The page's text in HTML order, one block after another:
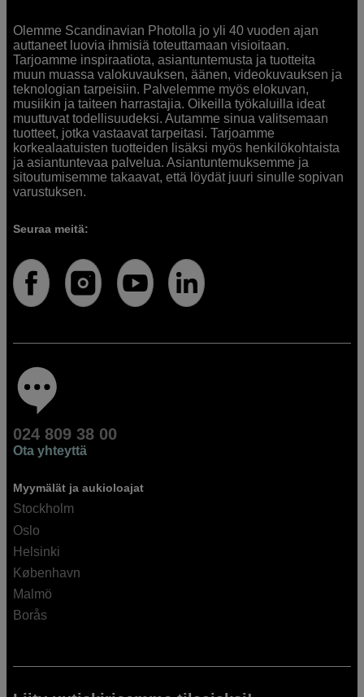
Olemme Scandinavian Photolla jo yli 40 vuoden ajan
auttaneet luovia ihmisiä toteuttamaan visioitaan.
Tarjoamme inspiraatiota, asiantuntemusta ja tuotteita
muun muassa valokuvauksen, äänen, videokuvauksen ja
teknologian tarpeisiin. Palvelemme myös elokuvan,
musiikin ja taiteen harrastajia. Oikeilla työkaluilla ideat
muuttuvat todellisuudeksi. Autamme sinua valitsemaan
tuotteet, jotka vastaavat tarpeitasi. Tarjoamme
korkealaatuisten tuotteiden lisäksi myös henkilökohtaista
ja asiantuntevaa palvelua. Asiantuntemuksemme ja
sitoutumisemme takaavat, että löydät juuri sinulle sopivan
varustuksen.
Seuraa meitä:
024 809 38 00
Ota yhteyttä
Myymälät ja aukioloajat
Stockholm
Oslo
Helsinki
København
Malmö
Borås